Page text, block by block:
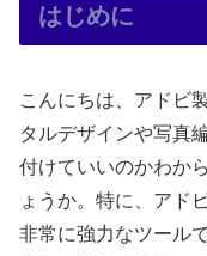
はじめに
こんにちは、アドビ
タルデザインや写真
付けていいのかわか
ょうか。特に、アド
非常に強力なツール